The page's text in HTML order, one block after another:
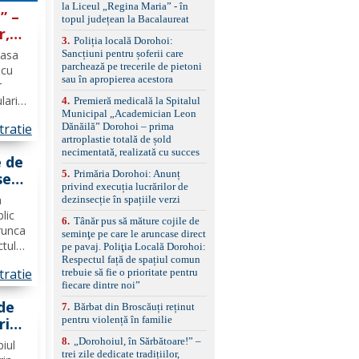
–
de
o
și
panoramică, geamuri
spate fumurii Carlig de
remorcare Bonus: -
Covorașe textile montate
pe mașină. -Ofer și un
set de covorașe din
împreună cu un set de
anvelope de iarnă.
la Liceul „Regina Maria” - în
topul județean la Bacalaureat
3. Poliția locală Dorohoi:
Sancțiuni pentru șoferii care
parchează pe trecerile de pietoni
sau în apropierea acestora
4. Premieră medicală la Spitalul
Municipal „Academician Leon
Dănăilă” Dorohoi – prima
artroplastie totală de șold
necimentată, realizată cu succes
5. Primăria Dorohoi: Anunț
privind execuția lucrărilor de
dezinsecție în spațiile verzi
6. Tânăr pus să măture cojile de
seminţe pe care le aruncase direct
pe pavaj. Poliţia Locală Dorohoi:
Respectul față de spațiul comun
trebuie să fie o prioritate pentru
fiecare dintre noi”
7. Bărbat din Broscăuți reținut
pentru violență în familie
8.
„Dorohoiul, în Sărbătoare!” –
trei zile dedicate tradițiilor,